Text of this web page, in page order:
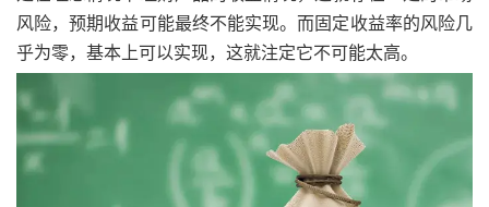
风险，预期收益可能最终不能实现。而固定收益率的风险几
乎为零，基本上可以实现，这就注定它不可能太高。